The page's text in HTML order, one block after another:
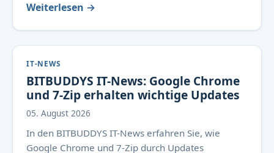
Weiterlesen →
IT-NEWS
BITBUDDYS IT-News: Google Chrome
und 7-Zip erhalten wichtige Updates
05. August 2026
In den BITBUDDYS IT-News erfahren Sie, wie
Google Chrome und 7-Zip durch Updates